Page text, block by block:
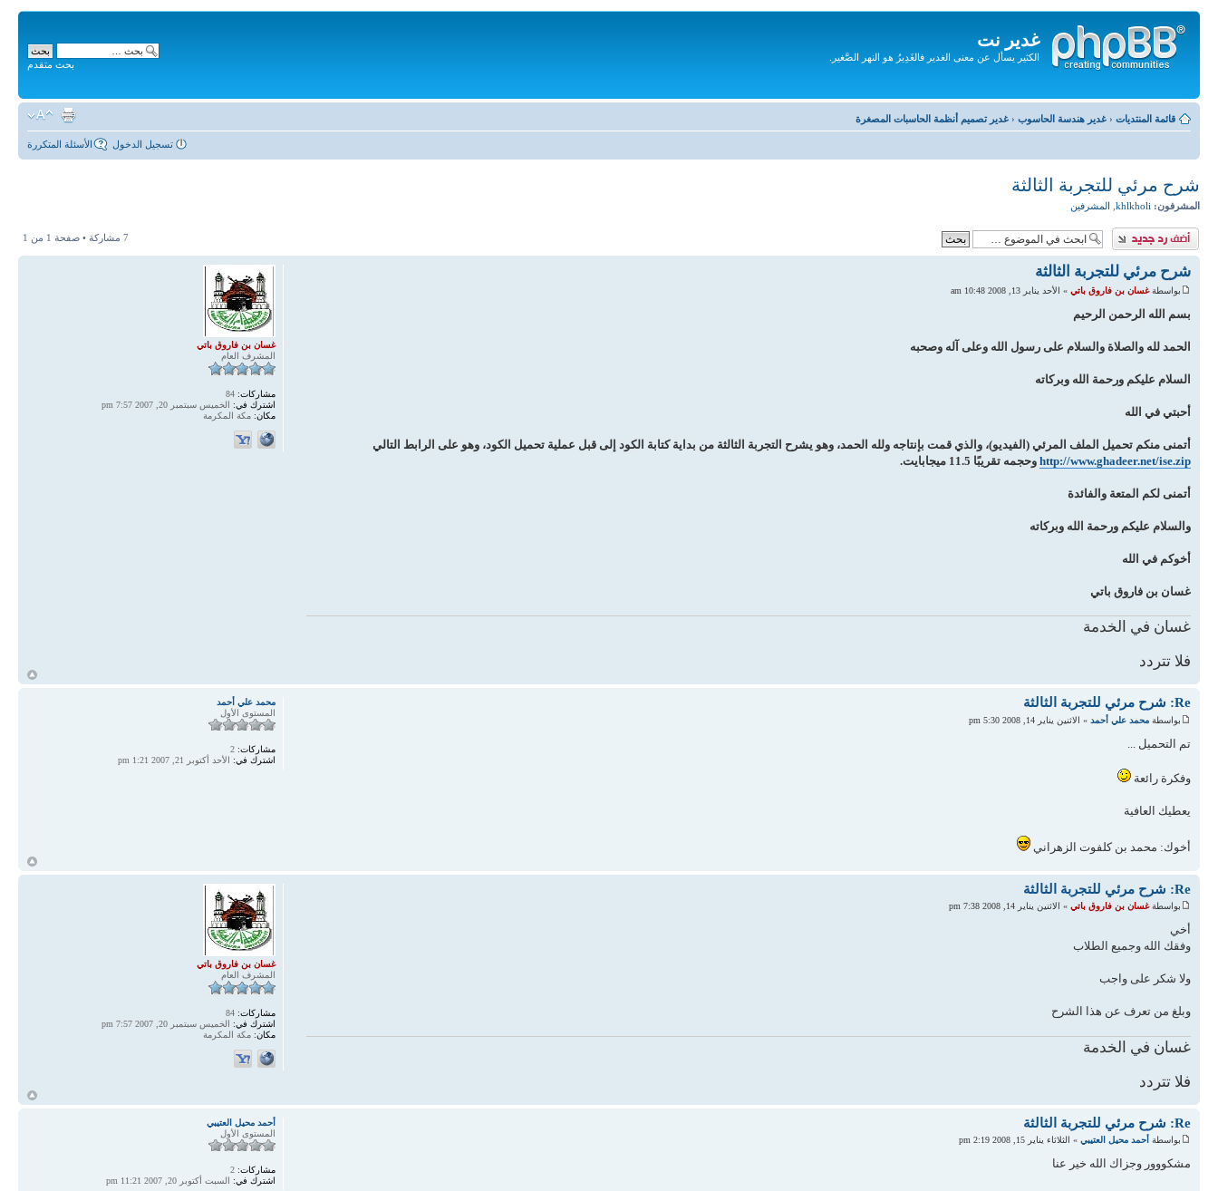
غدير نت
الكثير يسأل عن معنى الغدير فالغَدِيرُ هو النهر الصَّغير.
المحتويات
بحث متقدم
قائمة المنتديات ‹ غدير هندسة الحاسوب ‹ غدير تصميم أنظمة الحاسبات المصغرة
الأسئلة المتكررة تسجيل الدخول
شرح مرئي للتجربة الثالثة
المشرفون: khlkholi المشرفين
إضافة رد 7 مشاركة • صفحة 1 من 1
شرح مرئي للتجربة الثالثة
بواسطةغسان بن فاروق باتي » الأحد يناير 13, 2008 10:48 am
بسم الله الرحمن الرحيم
الحمد لله والصلاة والسلام على رسول الله وعلى آله وصحبه
السلام عليكم ورحمة الله وبركاته
أحبتي في الله
أتمنى منكم تحميل الملف المرئي (الفيديو)، والذي قمت بإنتاجه ولله الحمد، وهو يشرح التجربة الثالثة من بداية كتابة الكود إلى قبل عملية تحميل الكود، وهو على الرابط التالي
http://www.ghadeer.net/ise.zip وحجمه تقريبًا 11.5 ميجابايت.
أتمنى لكم المتعة والفائدة
والسلام عليكم ورحمة الله وبركاته
أخوكم في الله
غسان بن فاروق باتي
غسان في الخدمة
فلا تتردد
غسان بن فاروق باتي
المشرف العام
مشاركات:
اشترك في: الخميس سبتمبر 20, 2007 7:57 pm
مكان: مكة المكرمة
Re: شرح مرئي للتجربة الثالثة
بواسطة محمد علي أحمد » الاثنين يناير 14, 2008 5:30 pm
تم التحميل ...
وفكرة رائعة
يعطيك العافية
أخوك: محمد بن كلفوت الزهراني
محمد علي أحمد
المستوى الأول
مشاركات:
اشترك في: الأحد أكتوبر 21, 2007 1:21 pm
Re: شرح مرئي للتجربة الثالثة
بواسطةغسان بن فاروق باتي » الاثنين يناير 14, 2008 7:38 pm
أخي
وفقك الله وجميع الطلاب
ولا شكر على واجب
وبلغ من تعرف عن هذا الشرح
غسان في الخدمة
فلا تتردد
غسان بن فاروق باتي
المشرف العام
مشاركات:
اشترك في: الخميس سبتمبر 20, 2007 7:57 pm
مكان: مكة المكرمة
Re: شرح مرئي للتجربة الثالثة
بواسطة أحمد محيل العتيبي » الثلاثاء يناير 15, 2008 2:19 pm
مشكووور وجزاك الله خير عنا
أحمد محيل العتيبي
المستوى الأول
مشاركات:
اشترك في: السبت أكتوبر 20, 2007 11:21 pm